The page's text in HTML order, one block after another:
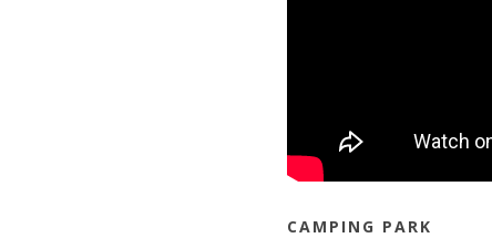
CAMPING PARK